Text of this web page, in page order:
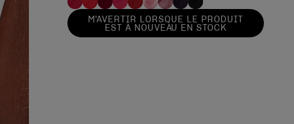
M'AVERTIR LORSQUE LE PRODUIT
EST À NOUVEAU EN STOCK